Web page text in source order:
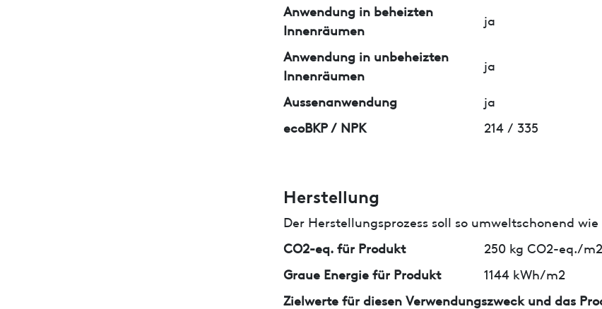
Anwendung in beheizten
Innenräumen
ja
Anwendung in unbeheizten
Innenräumen
ja
Aussenanwendung
ja
ecoBKP / NPK
214 / 335
Herstellung
Der Herstellungsprozess soll so umweltschonend
CO2-eq. für Produkt
250 kg CO2-eq./m2
Graue Energie für Produkt
1144 kWh/m2
Zielwerte für diesen Verwendungszweck und das